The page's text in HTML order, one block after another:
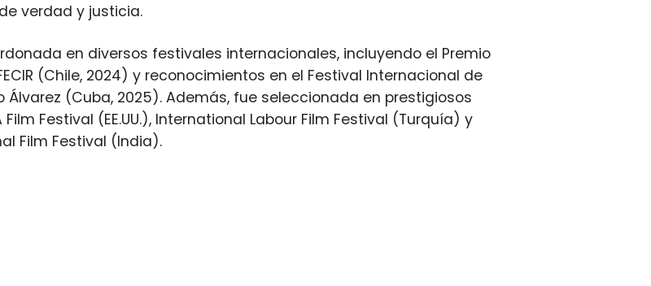
verdad y justicia.
en diversos festivales internacionales, incluyendo el Premio
(Chile, 2024) y reconocimientos en el Festival Internacional de
(Cuba, 2025). Además, fue seleccionada en prestigiosos
Festival (EE.UU.), International Labour Film Festival (Turquía) y
Film Festival (India).